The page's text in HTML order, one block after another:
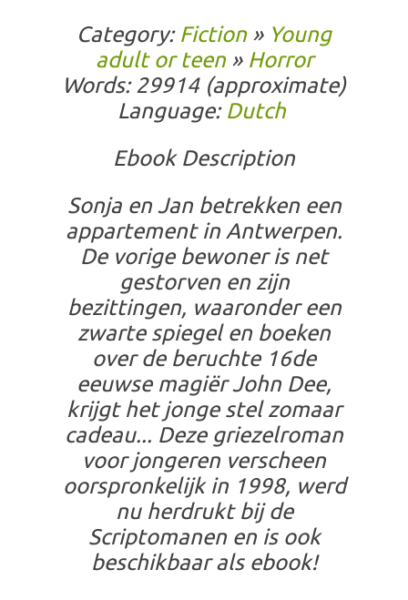
Category: Fiction » Young
adult or teen» Horror
Words: 29914 (approximate)
Language: Dutch
Ebook Description
Sonja en Jan betrekken een
appartement in Antwerpen.
De vorige bewoner is net
gestorven en zijn
bezittingen, waaronder een
zwarte spiegel en boeken
over de beruchte 16de
eeuwse magiër John Dee,
krijgt het jonge stel zomaar
cadeau... Deze griezelroman
voor jongeren verscheen
oorspronkelijk in 1998, werd
nu herdrukt bij de
Scriptomanen en is ook
beschikbaar als ebook!